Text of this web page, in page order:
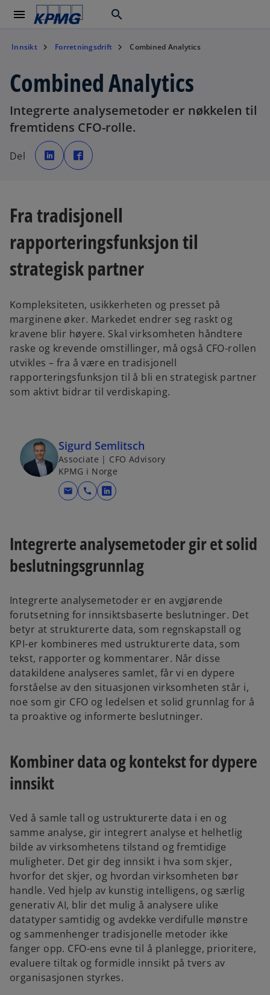
menu search
Innsikt Forretningsdrift Combined Analytics
Combined Analytics
Integrerte analysemetoder er nøkkelen til
fremtidens CFO-rolle.
Del
o
p
e
n
e
w
t
b
p
e
w
t
b
Fra tradisjonell
rapporteringsfunksjon til
strategisk partner
Kompleksiteten, usikkerheten og presset på
marginene øker. Markedet endrer seg raskt og
kravene blir høyere. Skal virksomheten håndtere
raske og krevende omstillinger, må også CFO-rollen
utvikles – fra å være en tradisjonell
rapporteringsfunksjon til å bli en strategisk partner
som aktivt bidrar til verdiskaping.
Sigurd Semlitsch
Associate | CFO Advisory
KPMG i Norge
mail call
o
n
s
i
a
n
e
w
t
a
b
Integrerte analysemetoder gir et solid
beslutningsgrunnlag
Integrerte analysemetoder er en avgjørende
forutsetning for innsiktsbaserte beslutninger. Det
betyr at strukturerte data, som regnskapstall og
KPI-er kombineres med ustrukturerte data, som
tekst, rapporter og kommentarer. Når disse
datakildene analyseres samlet, får vi en dypere
forståelse av den situasjonen virksomheten står i,
noe som gir CFO og ledelsen et solid grunnlag for å
ta proaktive og informerte beslutninger.
Kombiner data og kontekst for dypere
innsikt
Ved å samle tall og ustrukturerte data i en og
samme analyse, gir integrert analyse et helhetlig
bilde av virksomhetens tilstand og fremtidige
muligheter. Det gir deg innsikt i hva som skjer,
hvorfor det skjer, og hvordan virksomheten bør
handle. Ved hjelp av kunstig intelligens, og særlig
generativ AI, blir det mulig å analysere ulike
datatyper samtidig og avdekke verdifulle mønstre
og sammenhenger tradisjonelle metoder ikke
fanger opp. CFO-ens evne til å planlegge, prioritere,
evaluere tiltak og formidle innsikt på tvers av
organisasjonen styrkes.